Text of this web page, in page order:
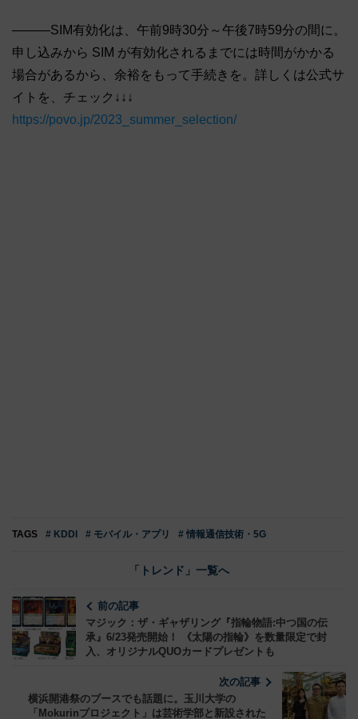
―――SIM有効化は、午前9時30分～午後7時59分の間に。
申し込みから SIM が有効化されるまでには時間がかかる
場合があるから、余裕をもって手続きを。詳しくは公式サ
イトを、チェック↓↓↓
https://povo.jp/2023_summer_selection/
TAGS # KDDI # モバイル・アプリ # 情報通信技術・5G
「トレンド」一覧へ
前の記事
マジック：ザ・ギャザリング『指輪物語:中つ国の伝
承』6/23発売開始！ 《太陽の指輪》を数量限定で封
入、オリジナルQUOカードプレゼントも
次の記事
横浜開港祭のブースでも話題に。玉川大学の
「Mokurinプロジェクト」は芸術学部と新設された